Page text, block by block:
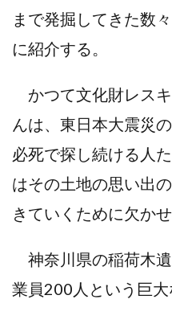
まで発掘してきた数
に紹介する。
かつて文化財レス
んは、東日本大震災
必死で探し続ける人
はその土地の思い出
きていくために欠か
神奈川県の稲荷木
業員200人という巨大